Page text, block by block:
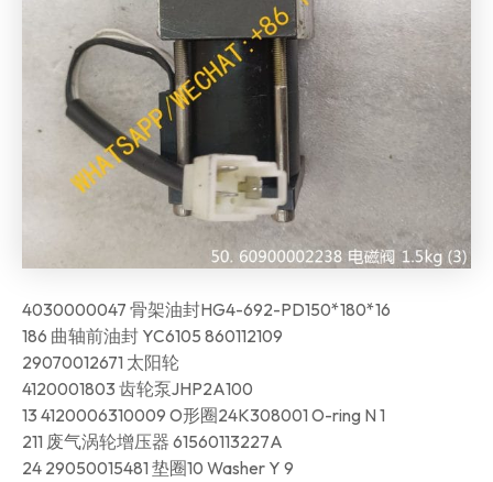
4030000047 骨架油封HG4-692-PD150*180*16
186 曲轴前油封 YC6105 860112109
29070012671 太阳轮
4120001803 齿轮泵JHP2A100
13 4120006310009 O形圈24K308001 O-ring N 1
211 废气涡轮增压器 61560113227A
24 29050015481 垫圈10 Washer Y 9